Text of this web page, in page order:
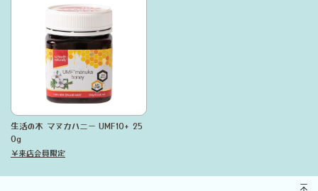
生活の木 マヌカハニー UMF10+ 25
0g
￥来店会員限定